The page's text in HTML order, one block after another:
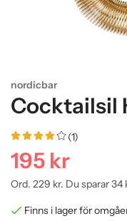
nordicbar
Cocktailsil
(1)
195 kr
Ord. 229 kr. Du sparar34
Finns i lager för